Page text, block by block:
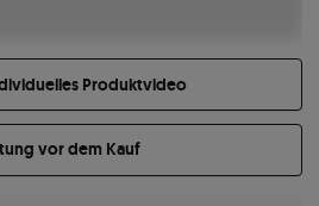
Produktvideo
vor dem Kauf